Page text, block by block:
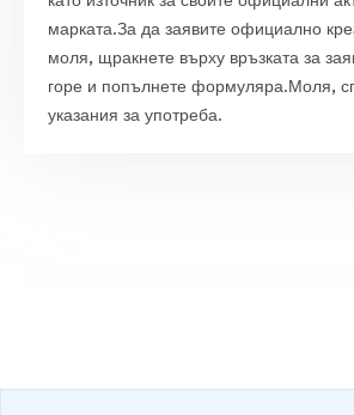
марката.За да заявите официално
моля, щракнете върху връзката за
горе и попълнете формуляра.Моля,
указания за употреба.